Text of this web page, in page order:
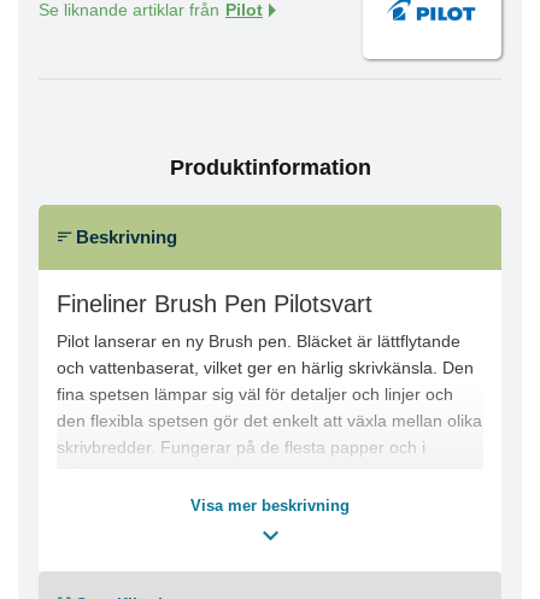
Se liknande artiklar från Pilot
Produktinformation
Beskrivning
Fineliner Brush Pen Pilotsvart
Pilot lanserar en ny Brush pen. Bläcket är lättflytande
och vattenbaserat, vilket ger en härlig skrivkänsla. Den
fina spetsen lämpar sig väl för detaljer och linjer och
den flexibla spetsen gör det enkelt att växla mellan olika
skrivbredder. Fungerar på de flesta papper och i
roligt att skriva, rita och anteckna. Finns i många olika
färger för en kreaktiv och rolig stund. - Färg: Svart
Visa mer beskrivning